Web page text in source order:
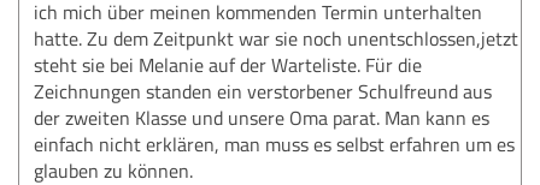
ich mich über meinen kommenden Termin unterhalten
hatte. Zu dem Zeitpunkt war sie noch unentschlossen,jetzt
steht sie bei Melanie auf der Warteliste. Für die
Zeichnungen standen ein verstorbener Schulfreund aus
der zweiten Klasse und unsere Oma parat. Man kann es
einfach nicht erklären, man muss es selbst erfahren um es
glauben zu können.